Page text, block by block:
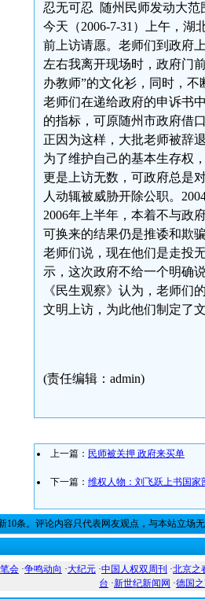
忍无可忍 随州民师发动大范
今天（2006-7-31）上午，
前上访请愿。老师们到政府
左右我离开现场时，政府门
办教师”的文化衫，同时，不
老师们在递给政府的申诉书
的指标，可原随州市政府借
正因为这样，大批老师被辞
为了维护自己的基本生存权
更是上访无数，可政府总是
人动辄被威胁开除公职。
2006年上半年，本着不与政
可换来的结果仍是推诿和欺
老师们说，现在他们是走投
示，这次政府不给一个明确
《民生观察》认为，老师们
文明上访，为此他们制定了
(责任编辑：admin)
上一篇： 民师被关押 政府来买单
下一篇： 维权人物：刘飞跃上书国家
10条。评论内容只代表网友观点，与本站立场
会 ·争鸣动向 ·大纪元 ·中国人权双周刊 ·北京之
台 ·新世纪新闻网 ·德国